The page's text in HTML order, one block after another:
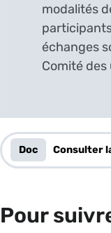
modalités
échanges
Comité des
Doc Consulter
Pour